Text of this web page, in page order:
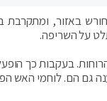
באזור, ומתקרבת
על השריפה.
בעקבות כך
גם הם. לוחמי האש